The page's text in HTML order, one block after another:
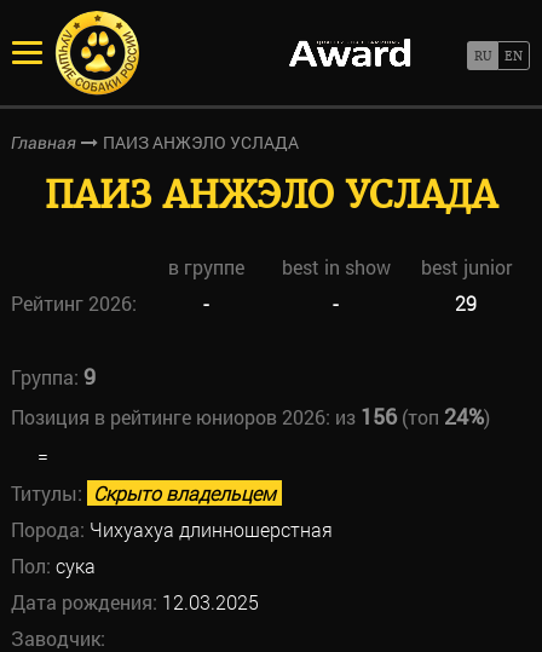
Главная ПАИЗ АНЖЭЛО УСЛАДА
ПАИЗ АНЖЭЛО УСЛАДА
в группе best in show
best junior
Рейтинг 2026:
- - 29
Группа: 9
Позиция в рейтинге юниоров 2026: из 156(топ 24%)
=
Титулы: Скрыто владельцем
Порода: Чихуахуа длинношерстная
Пол: сука
Дата рождения: 12.03.2025
Заводчик: